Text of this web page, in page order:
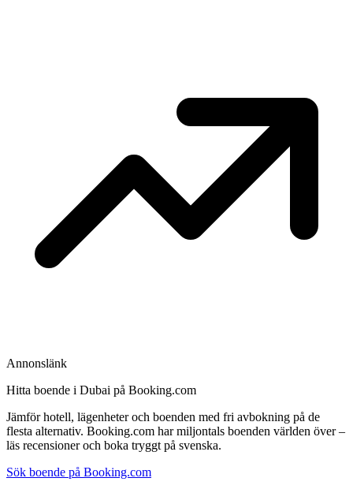
Annonslänk
Hitta boende i Dubai på Booking.com
Jämför hotell, lägenheter och boenden med fri avbokning på de
flesta alternativ. Booking.com har miljontals boenden världen över –
läs recensioner och boka tryggt på svenska.
Sök boende på Booking.com